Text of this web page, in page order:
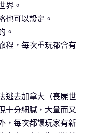
界。
也可以設定。
。
程，每次重玩都會有
逃去加拿大（喪屍世
十分細膩，大量而又
，每次都讓玩家有新